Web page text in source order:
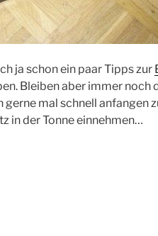
ja schon ein paar Tipps zur
Bleiben aber immer noch
mal schnell anfangen
in der Tonne einnehmen…